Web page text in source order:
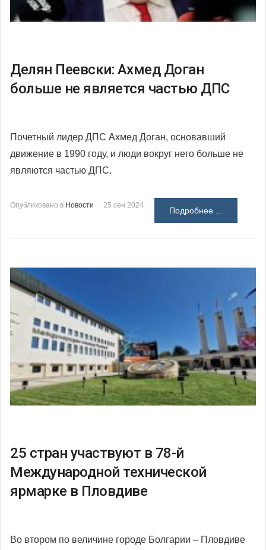
Делян Пеевски: Ахмед Доган
больше не является частью ДПС
Почетный лидер ДПС Ахмед Доган, основавший
движение в 1990 году, и люди вокруг него больше не
являются частью ДПС.
Опубликовано в Новости 25 сен 2024
Подробнее ...
25 стран участвуют в 78-й
Международной технической
ярмарке в Пловдиве
Во втором по величине городе Болгарии – Пловдиве